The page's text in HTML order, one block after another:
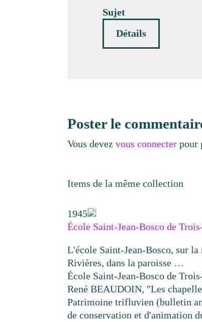
Sujet
Détails
Poster le
Vous devezvous connecter pour
Items de la même collection
1945
École Saint-Jean-Bosco de
L'école Saint-Jean-Bosco, sur
Rivières, dans la paroisse …
École Saint-Jean-Bosco de
René BEAUDOIN, "Les
Patrimoine trifluvien (bulletin
de conservation et d'animation